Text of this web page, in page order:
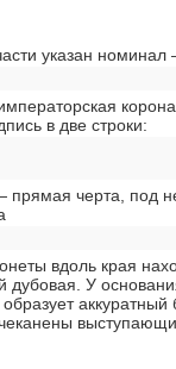
указан
в две строки:
черта, под
вдоль края
дубовая. У